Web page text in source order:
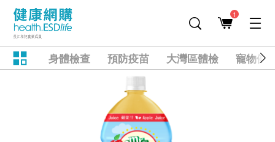
1
身體檢查 預防疫苗 大灣區體檢 寵物健